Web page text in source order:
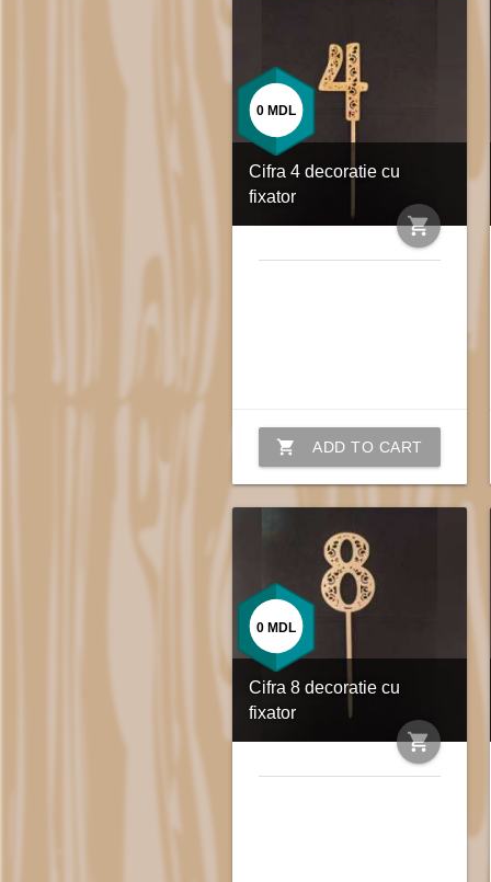
Cifra 4 decoratie cu
fixator
shopping_cart
0 MDL
shopping_cart ADD TO CART
Cifra 8 decoratie cu
fixator
shopping_cart
0 MDL